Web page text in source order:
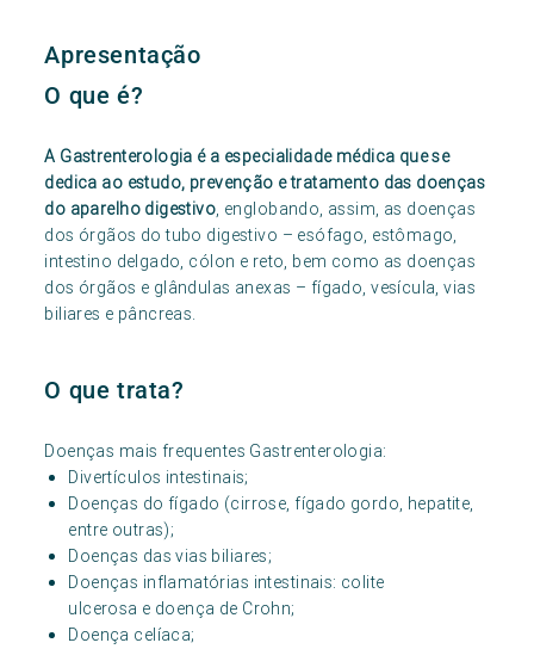
Apresentação
O que é?
A Gastrenterologia é a especialidade médica que se
dedica ao estudo, prevenção e tratamento das doenças
do aparelho digestivo, englobando, assim, as doenças
dos órgãos do tubo digestivo – esófago, estômago,
intestino delgado, cólon e reto, bem como as doenças
dos órgãos e glândulas anexas – fígado, vesícula, vias
biliares e pâncreas.
O que trata?
Doenças mais frequentes Gastrenterologia:
Divertículos intestinais;
Doenças do fígado (cirrose, fígado gordo, hepatite,
entre outras);
Doenças das vias biliares;
Doenças inflamatórias intestinais: colite
ulcerosa e doença de Crohn;
Doença celíaca;